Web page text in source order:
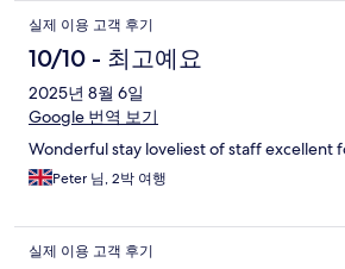
실제 이용 고객 후기
10/10 - 최고예요
2025년 8월 6일
Google 번역 보기
Wonderful stay loveliest of staff excellent
Peter 님, 2박 여행
실제 이용 고객 후기